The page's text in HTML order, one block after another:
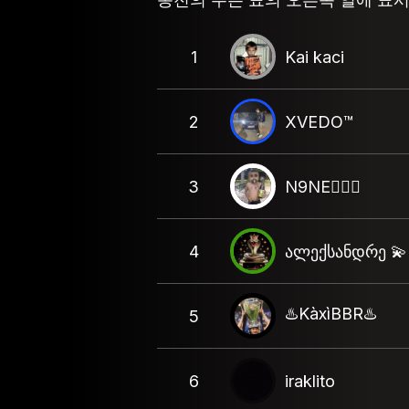
1 Kai kaci
2 XVEDO™
3 N9NE🧛🏻‍♂️
4 ალექსანდრე
5 ♨️KàxìBBR♨️
6 iraklito